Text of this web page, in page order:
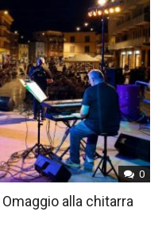
0
alla chitarra